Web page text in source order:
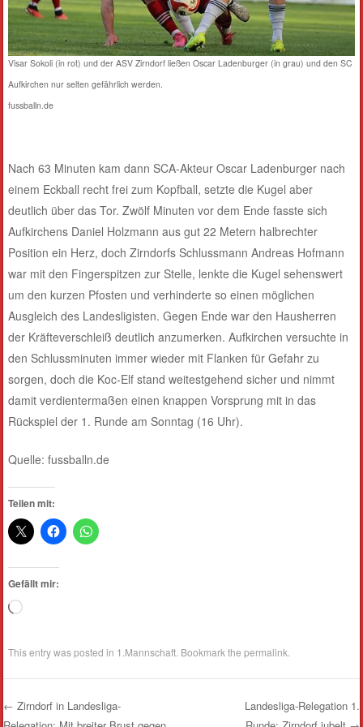
Visar Sokoli (in rot) und der ASV Zirndorf ließen Oscar Ladenburger (in grau) und den SC
Aufkirchen nur selten gefährlich werden.
fussballn.de
Nach 63 Minuten kam dann SCA-Akteur Oscar Ladenburger nach
einem Eckball recht frei zum Kopfball, setzte die Kugel aber
deutlich über das Tor. Zwölf Minuten vor dem Ende fasste sich
Aufkirchens Daniel Holzmann aus gut 22 Metern halbrechter
Position ein Herz, doch Zirndorfs Schlussmann Andreas Hofmann
war mit den Fingerspitzen zur Stelle, lenkte die Kugel sehenswert
um den kurzen Pfosten und verhinderte so einen möglichen
Ausgleich des Landesligisten. Gegen Ende war den Hausherren
der Kräfteverschleiß deutlich anzumerken. Aufkirchen versuchte in
den Schlussminuten immer wieder mit Flanken für Gefahr zu
sorgen, doch die Koc-Elf stand weitestgehend sicher und nimmt
damit verdientermaßen einen knappen Vorsprung mit in das
Rückspiel der 1. Runde am Sonntag (16 Uhr).
Quelle: fussballn.de
Teilen mit:
Gefällt mir:
Wird
This entry was posted in 1.Mannschaft . Bookmark thepermalink
← Zirndorf in Landesliga-
Landesliga-Relegation 1.